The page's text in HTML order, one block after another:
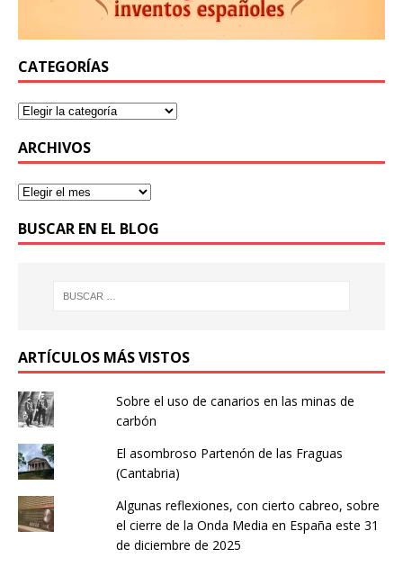
CATEGORÍAS
ARCHIVOS
BUSCAR EN EL BLOG
ARTÍCULOS MÁS VISTOS
Sobre el uso de canarios en las minas de
carbón
El asombroso Partenón de las Fraguas
(Cantabria)
Algunas reflexiones, con cierto cabreo, sobre
el cierre de la Onda Media en España este 31
de diciembre de 2025